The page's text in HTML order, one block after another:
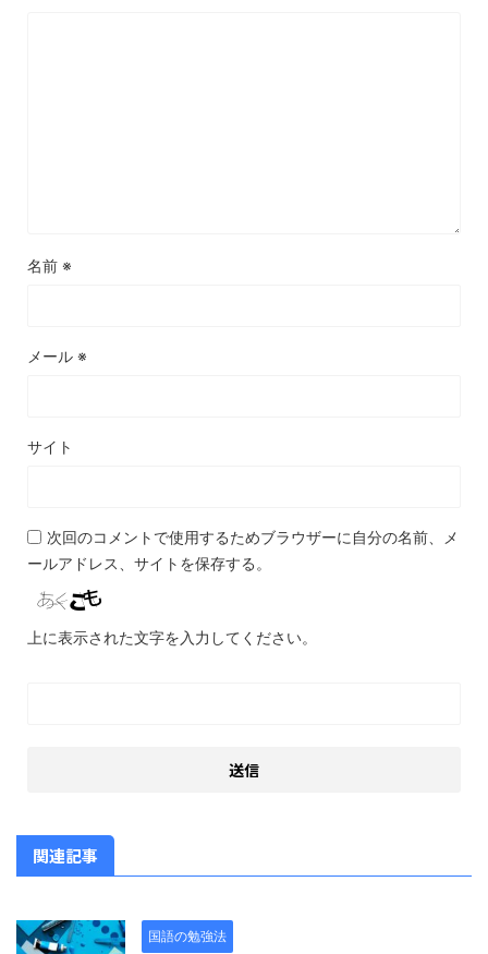
名前 ※
メール ※
サイト
次回のコメントで使用するためブラウザーに自分の名前、メ
ールアドレス、サイトを保存する。
上に表示された文字を入力してください。
関連記事
国語の勉強法